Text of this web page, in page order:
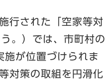
行された「空家等対
。）では、市町村の
が位置づけられま
対策の取組を円滑化